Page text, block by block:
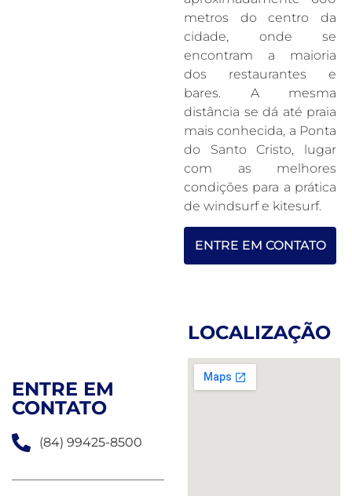
metros do centro da
cidade, onde se
encontram a maioria
dos restaurantes e
bares. A mesma
distância se dá até praia
mais conhecida, a Ponta
do Santo Cristo, lugar
com as melhores
condições para a prática
de windsurf e kitesurf.
ENTRE EM CONTATO
ENTRE EM
CONTATO
(84) 99425-8500
LOCALIZAÇÃO